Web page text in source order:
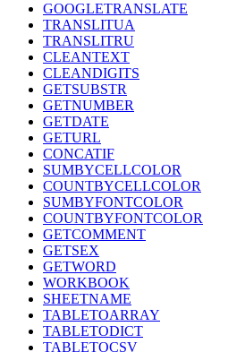
GOOGLETRANSLATE
TRANSLITUA
TRANSLITRU
CLEANTEXT
CLEANDIGITS
GETSUBSTR
GETNUMBER
GETDATE
GETURL
CONCATIF
SUMBYCELLCOLOR
COUNTBYCELLCOLOR
SUMBYFONTCOLOR
COUNTBYFONTCOLOR
GETCOMMENT
GETSEX
GETWORD
WORKBOOK
SHEETNAME
TABLETOARRAY
TABLETODICT
TABLETOCSV